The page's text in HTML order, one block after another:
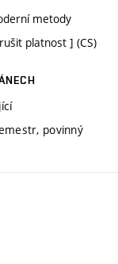
metody
platnost ] (CS)
povinný